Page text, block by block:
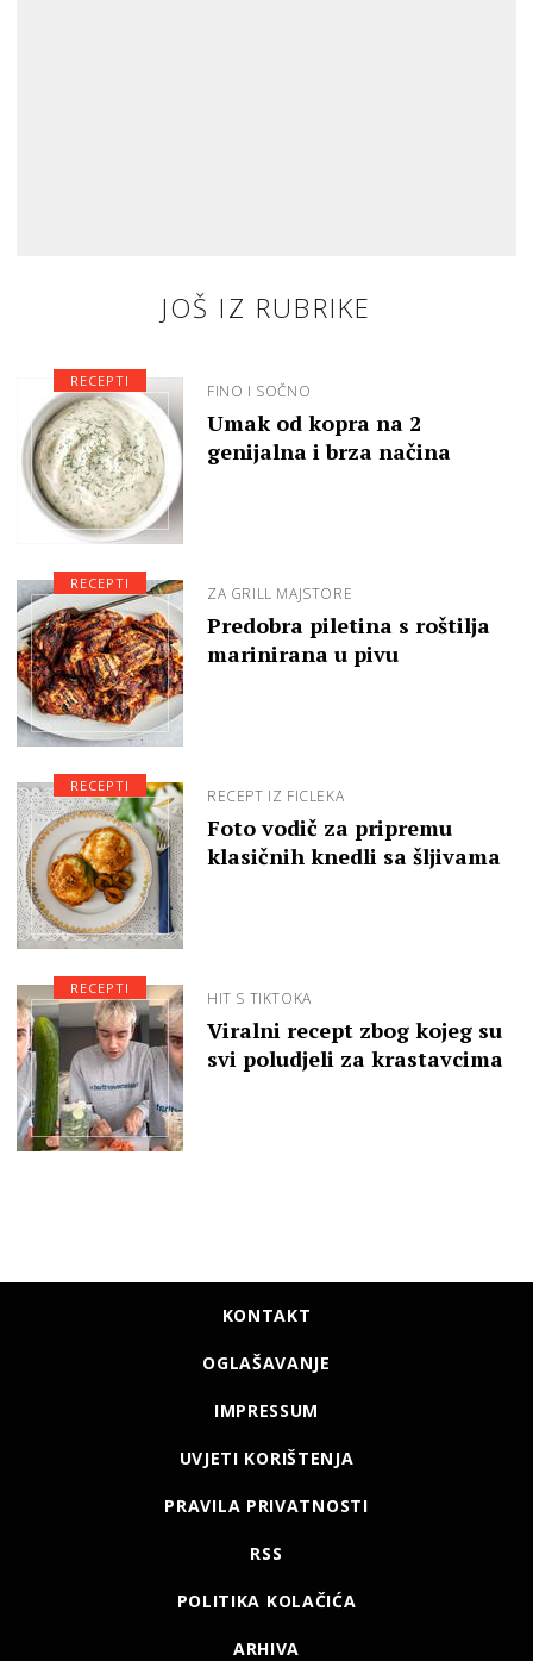
JOŠ IZ RUBRIKE
FINO I SOČNO
Umak od kopra na 2
genijalna i brza načina
RECEPTI
ZA GRILL MAJSTORE
Predobra piletina s roštilja
marinirana u pivu
RECEPTI
RECEPT IZ FICLEKA
Foto vodič za pripremu
klasičnih knedli sa šljivama
RECEPTI
HIT S TIKTOKA
Viralni recept zbog kojeg su
svi poludjeli za krastavcima
RECEPTI
KONTAKT
OGLAŠAVANJE
IMPRESSUM
UVJETI KORIŠTENJA
PRAVILA PRIVATNOSTI
RSS
POLITIKA KOLAČIĆA
ARHIVA